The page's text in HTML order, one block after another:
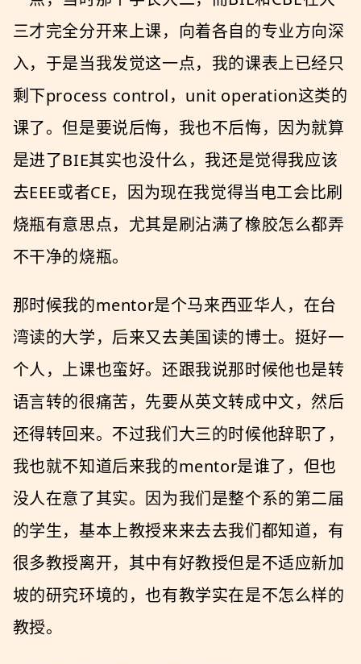
三才完全分开来上课，向着各自的专业方向深
入，于是当我发觉这一点，我的课表上已经只
剩下process control，unit operation这类的
课了。但是要说后悔，我也不后悔，因为就算
是进了BIE其实也没什么，我还是觉得我应该
去EEE或者CE，因为现在我觉得当电工会比刷
烧瓶有意思点，尤其是刷沾满了橡胶怎么都弄
不干净的烧瓶。
那时候我的mentor是个马来西亚华人，在台
湾读的大学，后来又去美国读的博士。挺好一
个人，上课也蛮好。还跟我说那时候他也是转
语言转的很痛苦，先要从英文转成中文，然后
还得转回来。不过我们大三的时候他辞职了，
我也就不知道后来我的mentor是谁了，但也
没人在意了其实。因为我们是整个系的第二届
的学生，基本上教授来来去去我们都知道，有
很多教授离开，其中有好教授但是不适应新加
坡的研究环境的，也有教学实在是不怎么样的
教授。